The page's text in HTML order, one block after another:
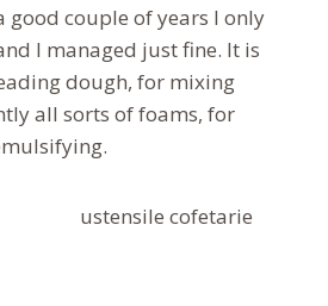
good couple of years I only
I managed just fine. It is
dough, for mixing
all sorts of foams, for